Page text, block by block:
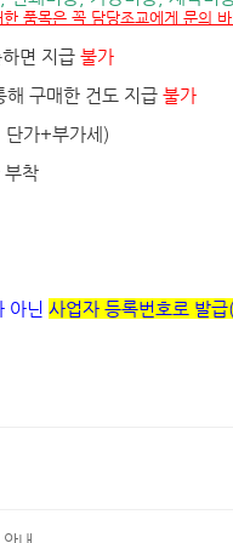
품목은 꼭 담당조교에게 문의
면 지급 불가
해 구매한 건도 지급 불가
단가+부가세 )
부착
아닌 사업자 등록번호로 발급(